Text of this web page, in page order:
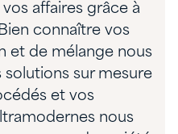
affaires grâce à
connaître vos
et de mélange nous
solutions sur mesure
et vos
nous